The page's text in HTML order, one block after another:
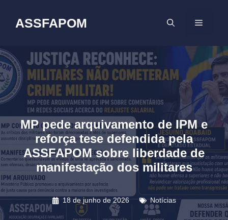
ASSFAPOM MENU
MP pede arquivamento de IPM e
reforça tese defendida pela
ASSFAPOM sobre liberdade de
manifestação dos militares
18 de junho de 2026 Notícias